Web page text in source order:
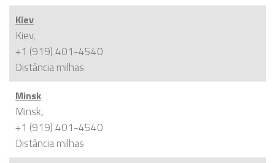
Kiev
Kiev,
+1 (919) 401-4540
Distânciamilhas
Minsk
Minsk,
+1 (919) 401-4540
Distânciamilhas